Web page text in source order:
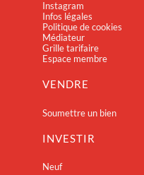
Instagram
Infos légales
Politique de cookies
Médiateur
Grille tarifaire
Espace membre
VENDRE
Soumettre un bien
INVESTIR
Neuf